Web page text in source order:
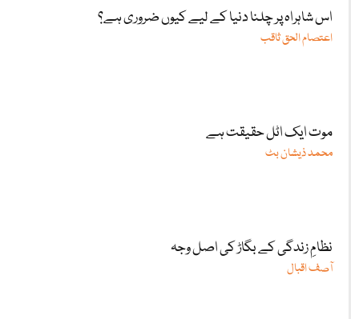
اس شاہراہ پر چلنا دنیا کے لیے کیوں ضروری ہے؟
اعتصام الحق ثاقب
موت ایک اٹل حقیقت ہے
محمد ذیشان بٹ
نظامِ زندگی کے بگاڑ کی اصل وجہ
آصف اقبال